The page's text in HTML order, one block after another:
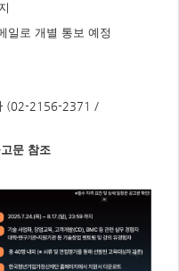
일로 개별 통보 예정
(02-2156-2371 /
문 참조